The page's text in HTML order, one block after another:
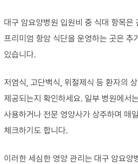
대구 암요양병원 입원비 중 식대 항목은
프리미엄 항암 식단을 운영하는 곳은 추
있습니다.
저염식, 고단백식, 위절제식 등 환자의
제공되는지 확인하세요. 일부 병원에서
사용하거나 전문 영양사가 상주하며 매
체크하기도 합니다.
이러한 세심한 영양 관리는 대구 암요양